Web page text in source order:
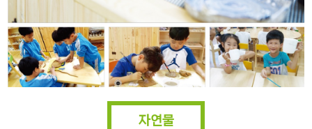
자연물